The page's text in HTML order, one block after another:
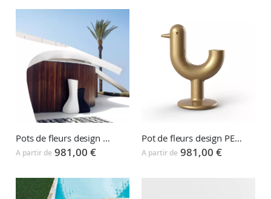
Pots de fleurs design MOMA MELLIZAS
A partir de 981,00 €
Pot de fleurs design PEACOCK
A partir de 981,00 €